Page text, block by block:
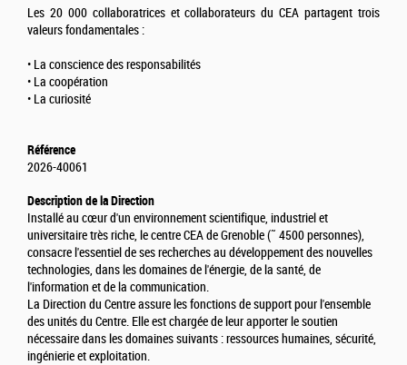
Les 20 000 collaboratrices et collaborateurs du CEA partagent trois
valeurs fondamentales :
• La conscience des responsabilités
• La coopération
• La curiosité
Référence
2026-40061
Description de la Direction
Installé au cœur d'un environnement scientifique, industriel et
universitaire très riche, le centre CEA de Grenoble (˜ 4500 personnes),
consacre l'essentiel de ses recherches au développement des nouvelles
technologies, dans les domaines de l'énergie, de la santé, de
l'information et de la communication.
La Direction du Centre assure les fonctions de support pour l'ensemble
des unités du Centre. Elle est chargée de leur apporter le soutien
nécessaire dans les domaines suivants : ressources humaines, sécurité,
ingénierie et exploitation.